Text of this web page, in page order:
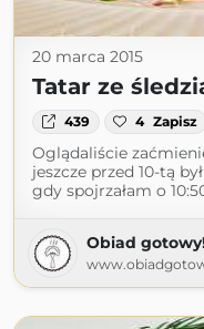
20 marca 2015
Tatar ze
439 4 Zapisz
Oglądaliście
jeszcze przed 10-tą
gdy spojrzałam o
Obiad